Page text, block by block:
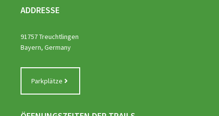
ADDRESSE
91757 Treuchtlingen
Bayern, Germany
Parkplätze